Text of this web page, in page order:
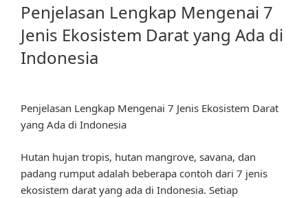
Penjelasan Lengkap Mengenai 7
Jenis Ekosistem Darat yang Ada di
Indonesia
Penjelasan Lengkap Mengenai 7 Jenis Ekosistem Darat
yang Ada di Indonesia
Hutan hujan tropis, hutan mangrove, savana, dan
padang rumput adalah beberapa contoh dari 7 jenis
ekosistem darat yang ada di Indonesia. Setiap